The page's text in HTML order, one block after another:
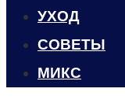
УХОД
CОВЕТЫ
МИКС